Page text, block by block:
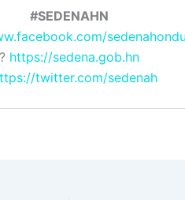
#SEDENAHN
? https://sedena.gob.hn
twitter.com/sedenah